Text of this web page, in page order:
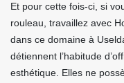
Et pour cette fois-ci, si
rouleau, travaillez avec
dans ce domaine à
détiennent l’habitude
esthétique. Elles ne